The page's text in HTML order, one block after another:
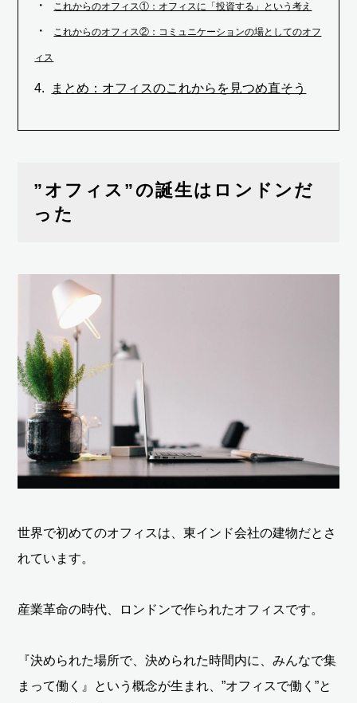
これからのオフィス①：オフィスに「投資する」という考え
これからのオフィス②：コミュニケーションの場としてのオフ
ィス
まとめ：オフィスのこれからを見つめ直そう
”オフィス”の誕生はロンドンだ
った
世界で初めてのオフィスは、東インド会社の建物だとさ
れています。
産業革命の時代、ロンドンで作られたオフィスです。
『決められた場所で、決められた時間内に、みんなで集
まって働く』という概念が生まれ、”オフィスで働く”と